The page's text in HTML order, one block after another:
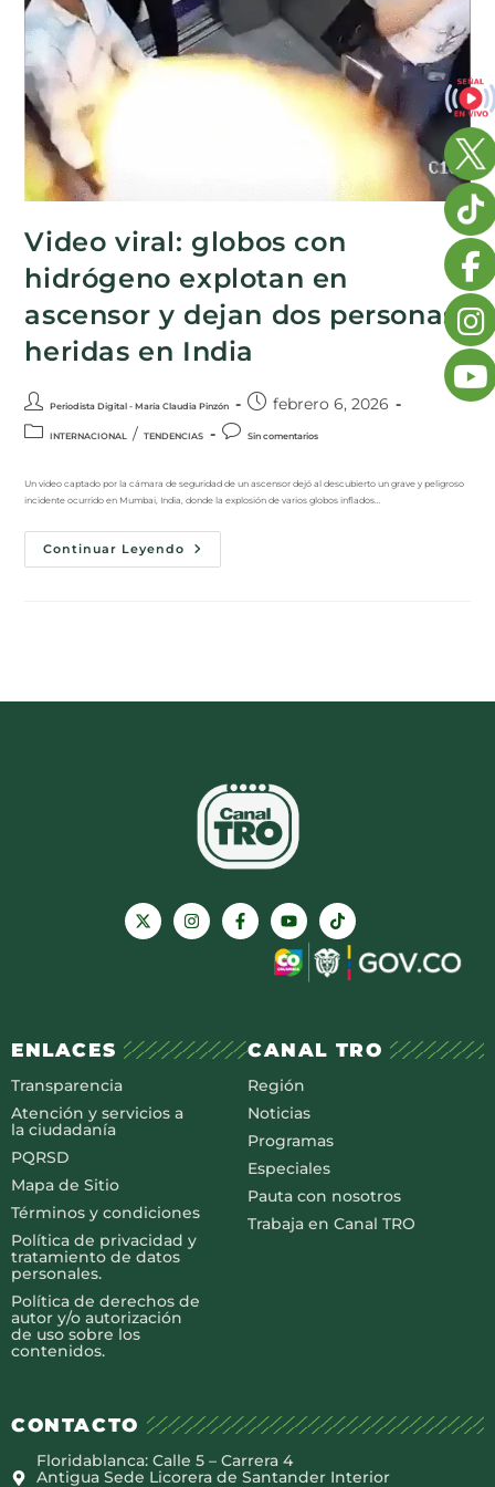
Video viral: globos con
hidrógeno explotan en
ascensor y dejan dos personas
heridas en India
Periodista Digital - María Claudia Pinzón febrero 6, 2026
INTERNACIONAL / TENDENCIAS Sin comentarios
Un video captado por la cámara de seguridad de un ascensor dejó al descubierto un grave y peligroso
incidente ocurrido en Mumbai, India, donde la explosión de varios globos inflados…
Continuar Leyendo
ENLACES
Transparencia
Atención y servicios a
la ciudadanía
PQRSD
Mapa de Sitio
Términos y condiciones
Política de privacidad y
tratamiento de datos
personales.
Política de derechos de
autor y/o autorización
de uso sobre los
contenidos.
CANAL TRO
Región
Noticias
Programas
Especiales
Pauta con nosotros
Trabaja en Canal TRO
CONTACTO
Floridablanca: Calle 5 – Carrera 4
Antigua Sede Licorera de Santander Interior